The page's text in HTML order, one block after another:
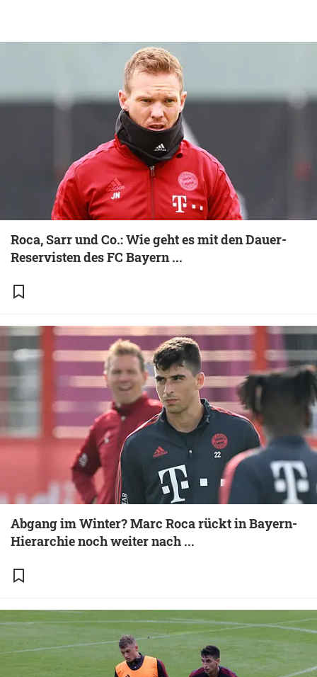
Roca, Sarr und Co.: Wie geht es mit den Dauer-
Reservisten des FC Bayern ...
Abgang im Winter? Marc Roca rückt in Bayern-
Hierarchie noch weiter nach ...